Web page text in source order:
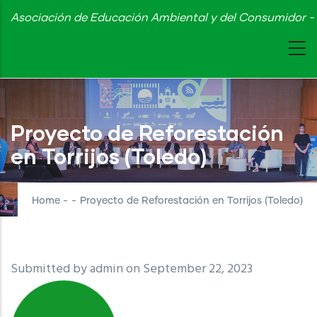
Skip
content
Asociación de Educación Ambiental y del Consumidor
Proyecto de Reforestación
en Torrijos (Toledo)
Home - - Proyecto de Reforestación en Torrijos (Toledo)
Submitted byadminon September 22, 2023